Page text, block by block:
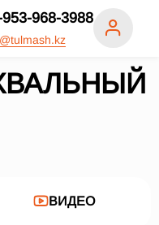
968-3988
ВИДЕО